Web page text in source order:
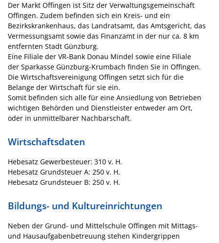
Der Markt Offingen ist Sitz der Verwaltungsgemeinschaft
Offingen. Zudem befinden sich ein Kreis- und ein
Bezirkskrankenhaus, das Landratsamt, das Amtsgericht, das
Vermessungsamt sowie das Finanzamt in der nur ca. 8 km
entfernten Stadt Günzburg.
Eine Filiale der VR-Bank Donau Mindel sowie eine Filiale
der Sparkasse Günzburg-Krumbach finden Sie in Offingen.
Die Wirtschaftsvereinigung Offingen setzt sich für die
Belange der Wirtschaft für sie ein.
Somit befinden sich alle für eine Ansiedlung von Betrieben
wichtigen Behörden und Dienstleister entweder am Ort,
oder in unmittelbarer Nachbarschaft.
Wirtschaftsdaten
Hebesatz Gewerbesteuer: 310 v. H.
Hebesatz Grundsteuer A: 250 v. H.
Hebesatz Grundsteuer B: 250 v. H.
Bildungs- und Kultureinrichtungen
Neben der Grund- und Mittelschule Offingen mit Mittags-
und Hausaufgabenbetreuung stehen Kindergrippen